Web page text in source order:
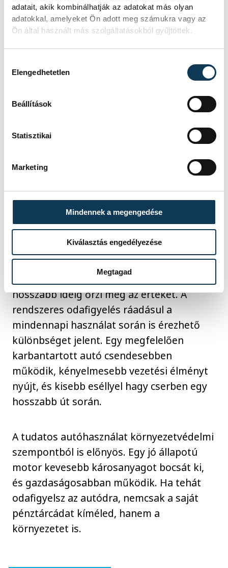
adatait, akik kombinálhatják az adatokat más olyan
adatokkal, amelyeket Ön adott meg számukra vagy az
Ön által használt más szolgáltatásokból gyűjtöttek.
Elengedhetetlen
Beállítások
Statisztikai
Marketing
Mindennek a megengedése
Kiválasztás engedélyezése
Megtagad
fékbetéteket és a féktárcsákat.
nemcsak a fogyasztást növeli, hanem a
alacsony a nyomás, az abroncsok
instabilabbá válhat. Érdemes havonta
hosszabb utak előtt.
Miért éri meg odafigyelni az autó
állapotára?
Egy jól karbantartott autó sokkal
megbízhatóbb, biztonságosabb és
hosszabb ideig őrzi meg az értékét. A
rendszeres odafigyelés ráadásul a
mindennapi használat során is érezhető
különbséget jelent. Egy megfelelően
karbantartott autó csendesebben
működik, kényelmesebb vezetési élményt
nyújt, és kisebb eséllyel hagy cserben egy
hosszabb út során.
A tudatos autóhasználat környezetvédelmi
szempontból is előnyös. Egy jó állapotú
motor kevesebb károsanyagot bocsát ki,
és gazdaságosabban működik. Ha tehát
odafigyelsz az autódra, nemcsak a saját
pénztárcádat kíméled, hanem a
környezetet is.